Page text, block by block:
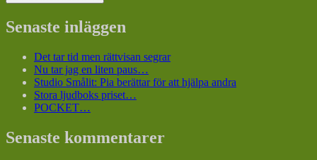
Senaste inläggen
Det tar tid men rättvisan segrar
Nu tar jag en liten paus…
Studio Smålit: Pia berättar för att hjälpa andra
Stora ljudboks priset…
POCKET…
Senaste kommentarer